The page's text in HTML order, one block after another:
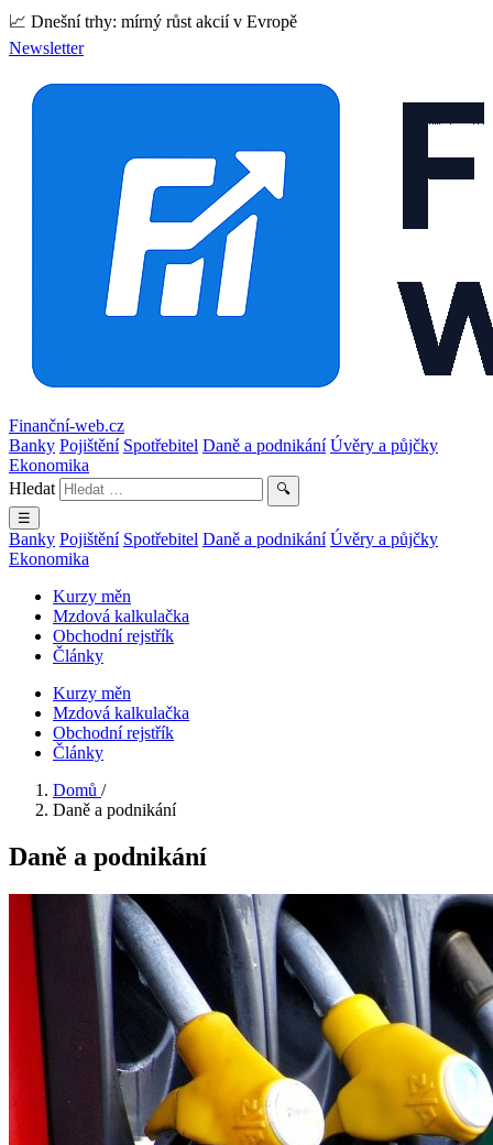
📈 Dnešní trhy: mírný růst akcií v Evropě
Newsletter
Finanční-web.cz
Banky Pojištění Spotřebitel Daně a podnikání Úvěry a půjčky
Ekonomika
Hledat
🔍
☰
Banky Pojištění Spotřebitel Daně a podnikání Úvěry a půjčky
Ekonomika
Kurzy měn
Mzdová kalkulačka
Obchodní rejstřík
Články
Kurzy měn
Mzdová kalkulačka
Obchodní rejstřík
Články
Domů /
Daně a podnikání
Daně a podnikání